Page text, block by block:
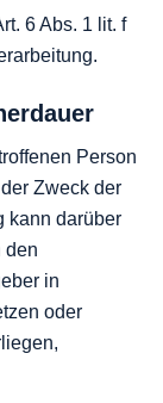
6 Abs. 1 lit. f
Person
Zweck der
kann darüber
den
in
oder